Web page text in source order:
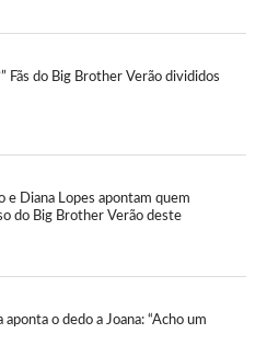
Fãs do Big Brother Verão divididos
e Diana Lopes apontam quem
do Big Brother Verão deste
aponta o dedo a Joana: “Acho um